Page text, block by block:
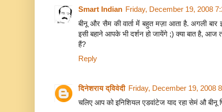
Smart Indian Friday, December 19, 2008
बीनू और सैम की वार्ता में बहुत मज़ा आता है. अगली
इसी बहाने आपके भी दर्शन हो जायेंगे ;) क्या बात है,
हैं?
Reply
दिनेशराय द्विवेदी Friday, December 19, 2008
चलिए आप को इनिशियल एडवांटेज याद रहा सेमं औ बीनू